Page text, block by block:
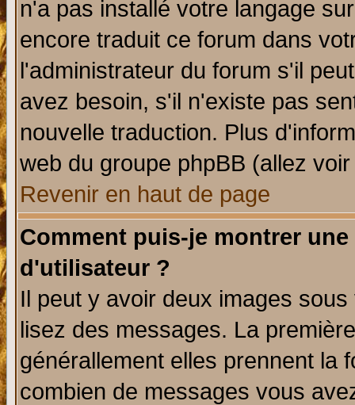
n'a pas installé votre langage
encore traduit ce forum dans
l'administrateur du forum s'il
avez besoin, s'il n'existe pas
nouvelle traduction. Plus
web du groupe phpBB (allez
Revenir en haut de page
Comment puis-je montrer
d'utilisateur ?
Il peut y avoir deux images
lisez des messages. La
générallement elles prennent la
combien de messages vous